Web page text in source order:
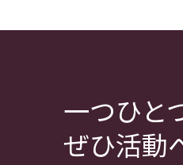
一つひと
ぜひ活動